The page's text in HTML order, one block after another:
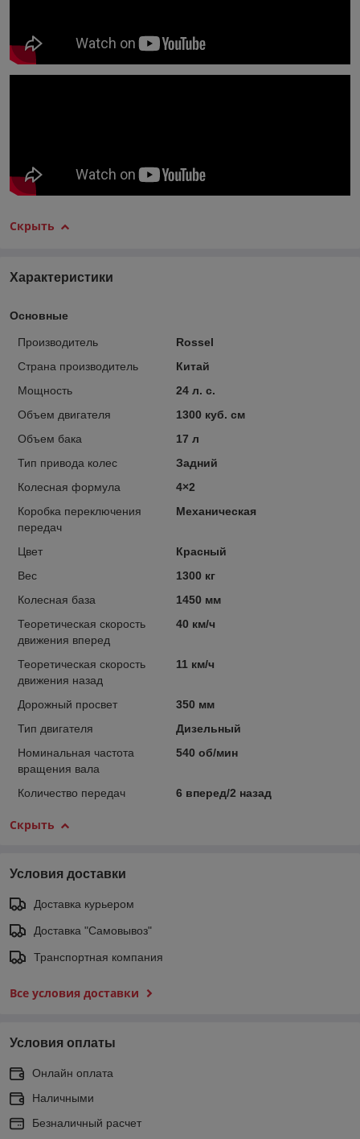
Скрыть
Характеристики
Основные
Производитель
Rossel
Страна производитель
Китай
Мощность
24 л. с.
Объем двигателя
1300 куб. см
Объем бака
17 л
Тип привода колес
Задний
Колесная формула
4×2
Коробка переключения
передач
Механическая
Цвет
Красный
Вес
1300 кг
Колесная база
1450 мм
Теоретическая скорость
движения вперед
40 км/ч
Теоретическая скорость
движения назад
11 км/ч
Дорожный просвет
350 мм
Тип двигателя
Дизельный
Номинальная частота
вращения вала
540 об/мин
Количество передач 6 вперед/2 назад
Скрыть
Условия доставки
Доставка курьером
Доставка "Самовывоз"
Транспортная компания
Все условия доставки
Условия оплаты
Онлайн оплата
Наличными
Безналичный расчет